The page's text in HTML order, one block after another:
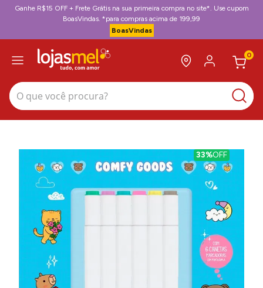
Ganhe R$15 OFF + Frete Grátis na sua primeira compra no site*. Use cupom
BoasVindas. *para compras acima de 199,99
BoasVindas
0
O que você procura?
33%OFF